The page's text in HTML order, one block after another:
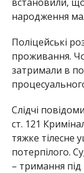
народження
Поліцейські
проживання.
затримали в
Слідчі
ст. 121
тяжке
потерпілого.
– тримання